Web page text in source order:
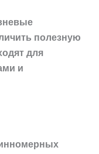
полезную
для
и